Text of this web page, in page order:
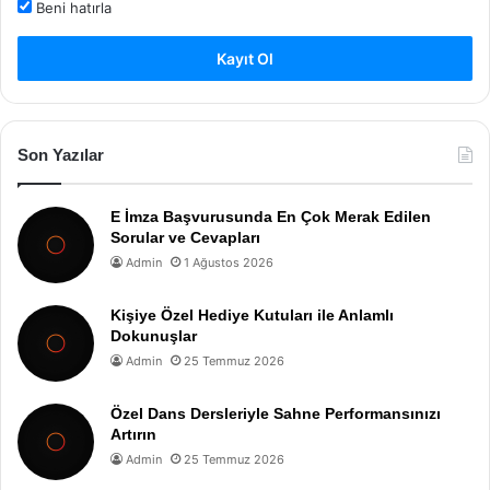
Beni hatırla
Kayıt Ol
Son Yazılar
E İmza Başvurusunda En Çok Merak Edilen
Sorular ve Cevapları
Admin 1 Ağustos 2026
Kişiye Özel Hediye Kutuları ile Anlamlı
Dokunuşlar
Admin 25 Temmuz 2026
Özel Dans Dersleriyle Sahne Performansınızı
Artırın
Admin 25 Temmuz 2026